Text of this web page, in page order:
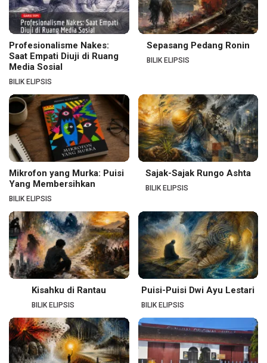
Profesionalisme Nakes:
Saat Empati Diuji di Ruang
Media Sosial
BILIK ELIPSIS
Sepasang Pedang Ronin
BILIK ELIPSIS
Mikrofon yang Murka: Puisi
Yang Membersihkan
BILIK ELIPSIS
Sajak-Sajak Rungo Ashta
BILIK ELIPSIS
Kisahku di Rantau
BILIK ELIPSIS
Puisi-Puisi Dwi Ayu Lestari
BILIK ELIPSIS